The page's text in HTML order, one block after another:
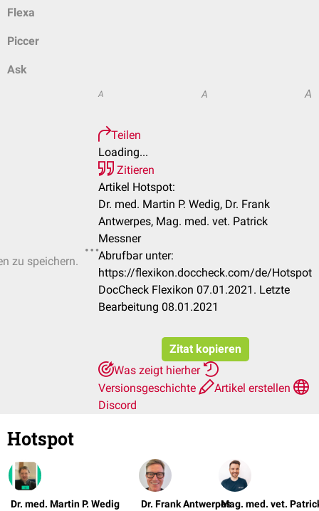
Flexa
Piccer
Ask
zu speichern.
A A A
Teilen
Loading...
Zitieren
Artikel Hotspot:
Dr. med. Martin P. Wedig, Dr. Frank
Antwerpes, Mag. med. vet. Patrick
Messner
Abrufbar unter:
https://flexikon.doccheck.com/de/Hotspot
DocCheck Flexikon 07.01.2021. Letzte
Bearbeitung 08.01.2021
Zitat kopieren
Was zeigt hierher
Versionsgeschichte
Artikel erstellen
Discord
Hotspot
Dr. med. Martin P. Wedig Dr. Frank AntwerpesMag. med. vet.